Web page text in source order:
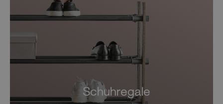
Schuhregale